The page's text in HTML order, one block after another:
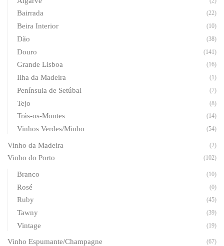
Bairrada (22)
Beira Interior (10)
Dão (38)
Douro (141)
Grande Lisboa (16)
Ilha da Madeira (1)
Península de Setúbal (7)
Tejo (8)
Trás-os-Montes (14)
Vinhos Verdes/Minho (54)
Vinho da Madeira (2)
Vinho do Porto (102)
Branco (10)
Rosé (0)
Ruby (45)
Tawny (39)
Vintage (19)
Vinho Espumante/Champagne (67)